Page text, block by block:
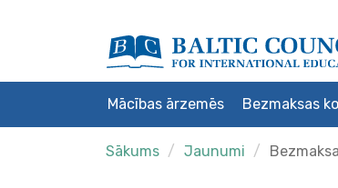
Mācības ārzemēs Bezmaksas
Sākums Jaunumi